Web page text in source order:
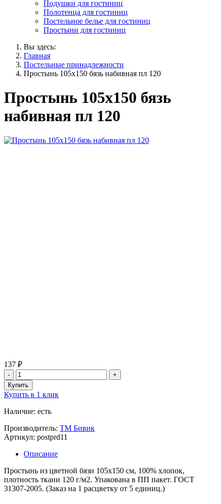
Подушки для гостиниц
Полотенца для гостиниц
Постельное белье для гостиниц
Простыни для гостиниц
Вы здесь:
Главная
Постельные принадлежности
Простынь 105х150 бязь набивная пл 120
Простынь 105х150 бязь
набивная пл 120
137 ₽
Купить в 1 клик
Наличие: есть
Производитель: ТМ Бивик
Артикул: postprd11
Описание
Простынь из цветной бязи 105х150 см, 100% хлопок,
плотность ткани 120 г/м2. Упакована в ПП пакет. ГОСТ
31307-2005. (Заказ на 1 расцветку от 5 единиц.)